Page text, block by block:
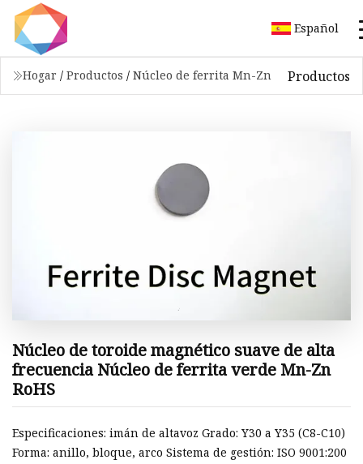
Español
Hogar / Productos / Núcleo de ferrita Mn-Zn Productos
Núcleo de toroide magnético suave de alta
frecuencia Núcleo de ferrita verde Mn-Zn
RoHS
Especificaciones: imán de altavoz Grado: Y30 a Y35 (C8-C10)
Forma: anillo, bloque, arco Sistema de gestión: ISO 9001:200